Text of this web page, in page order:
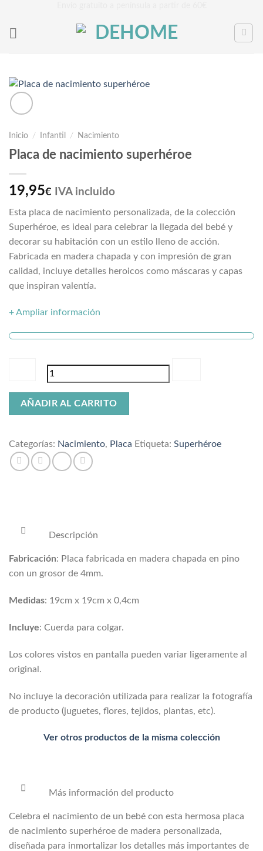
contenido
Inicio / Infantil / Nacimiento
Placa de nacimiento superhéroe
19,95€ IVA incluido
Esta placa de nacimiento personalizada, de la colección
Superhéroe, es ideal para celebrar la llegada del bebé y
decorar su habitación con un estilo lleno de acción.
Fabricada en madera chapada y con impresión de gran
calidad, incluye detalles heroicos como máscaras y capas
que inspiran valentía.
+ Ampliar información
Placa
superhéroe
cantidad
AÑADIR AL CARRITO
Categorías: Nacimiento, Placa Etiqueta: Superhéroe
Descripción
Fabricación: Placa fabricada en madera chapada en pino
con un grosor de 4mm.
Medidas: 19cm x 19cm x 0,4cm
Incluye: Cuerda para colgar.
Los colores vistos en pantalla pueden variar ligeramente al
original.
No incluye la decoración utilizada para realizar la fotografía
de producto (juguetes, flores, tejidos, plantas, etc).
Ver otros productos de la misma colección
Más información del producto
Celebra el nacimiento de un bebé con esta hermosa placa
de nacimiento superhéroe de madera personalizada,
diseñada para inmortalizar los detalles más importantes de